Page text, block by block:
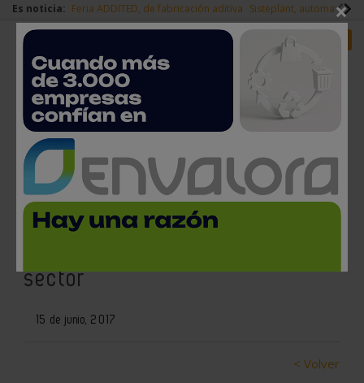
Es noticia: Feria ADDITED, de fabricación aditiva Sisteplant,
Redes Sociales Login empresas
Confeindustria CV empieza su
andadura con un decálogo de
sector
15 de junio, 2017
< Volver
×